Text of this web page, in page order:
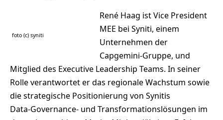
foto (c) syniti
René Haag ist Vice President
MEE bei Syniti, einem
Unternehmen der
Capgemini‑Gruppe, und
Mitglied des Executive Leadership Teams. In seiner
Rolle verantwortet er das regionale Wachstum sowie
die strategische Positionierung von Synitis
Data‑Governance‑ und Transformationslösungen im